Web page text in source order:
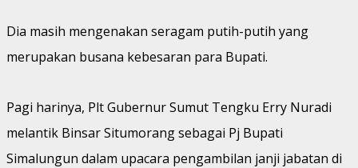
Dia masih mengenakan seragam putih-putih yang
merupakan busana kebesaran para Bupati.
Pagi harinya, Plt Gubernur Sumut Tengku Erry Nuradi
melantik Binsar Situmorang sebagai Pj Bupati
Simalungun dalam upacara pengambilan janji jabatan di